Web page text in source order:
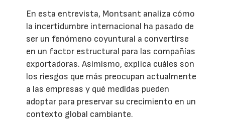
En esta entrevista, Montsant analiza cómo
la incertidumbre internacional ha pasado de
ser un fenómeno coyuntural a convertirse
en un factor estructural para las compañías
exportadoras. Asimismo, explica cuáles son
los riesgos que más preocupan actualmente
a las empresas y qué medidas pueden
adoptar para preservar su crecimiento en un
contexto global cambiante.